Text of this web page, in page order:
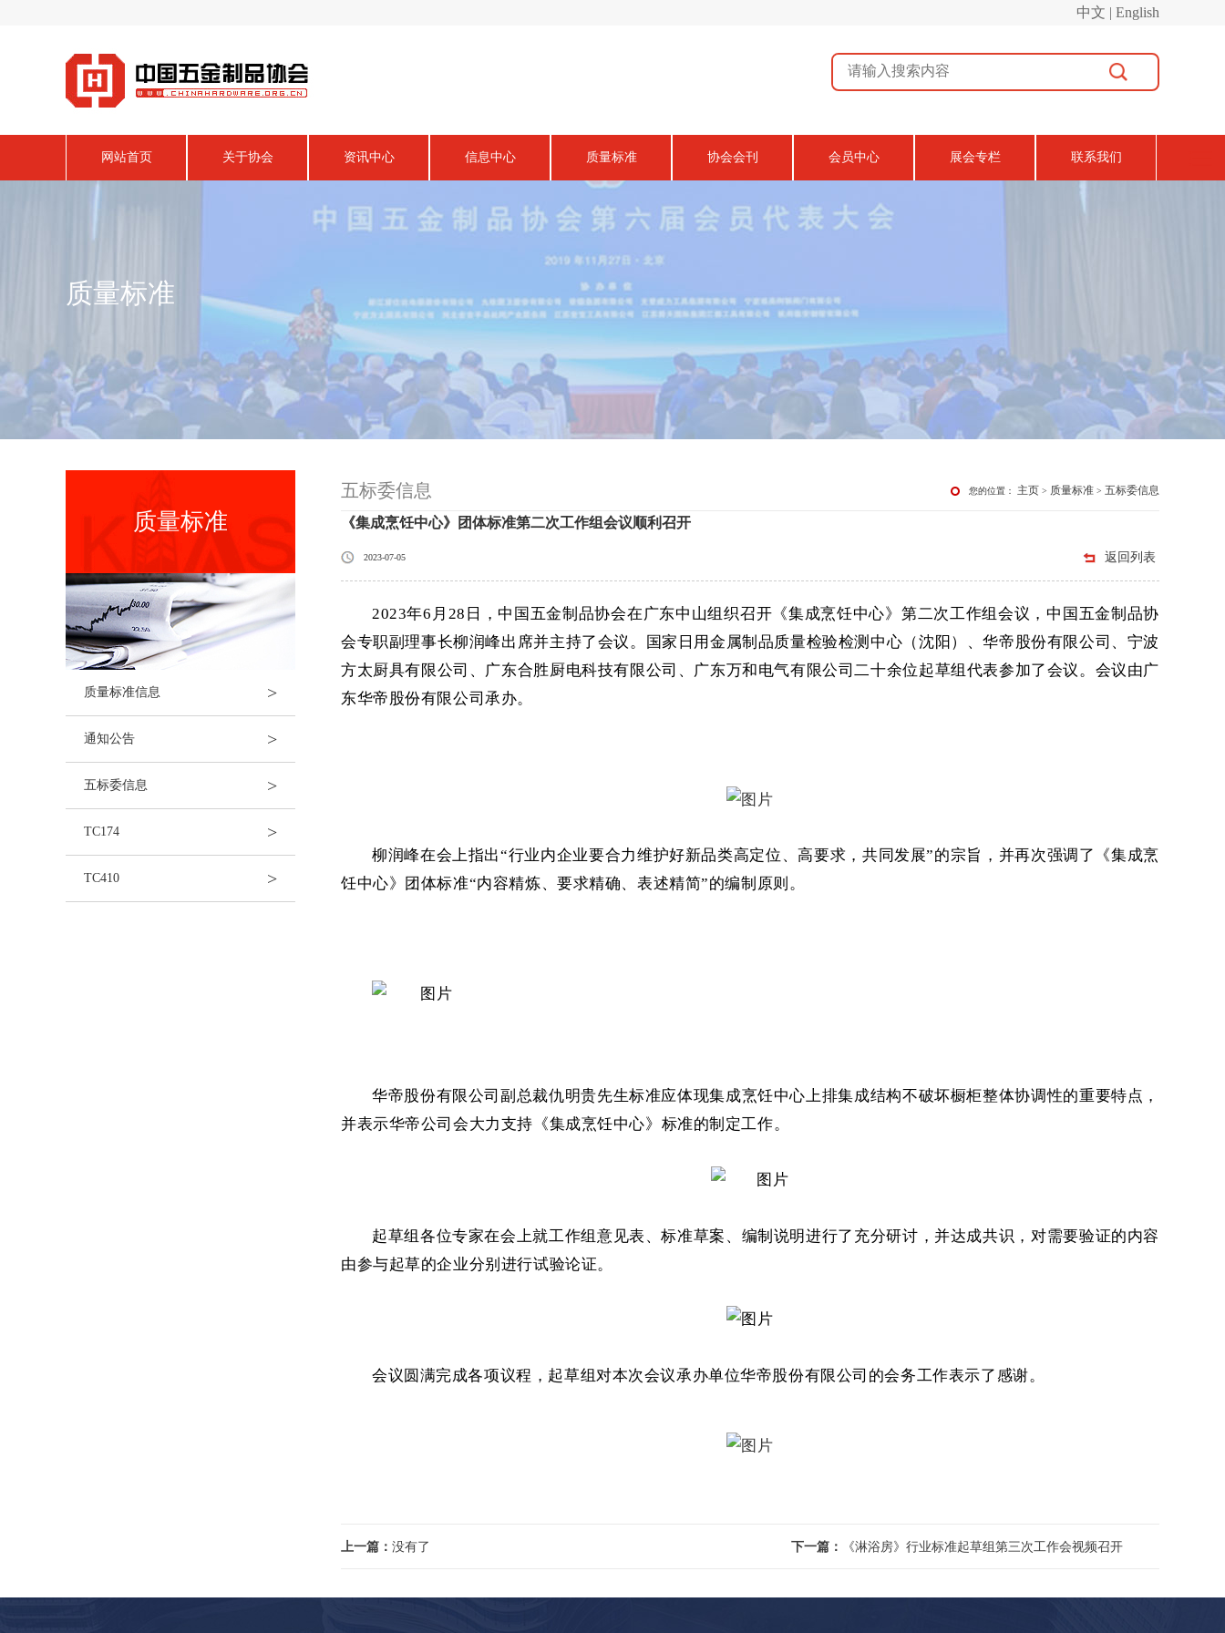
中文 | English
网站首页 关于协会 资讯中心 信息中心 质量标准 协会会刊 会员中心 展会专栏 联系我们
质量标准
质量标准
质量标准信息 >
通知公告 >
五标委信息 >
TC174 >
TC410 >
五标委信息 您的位置： 主页 > 质量标准 > 五标委信息
《集成烹饪中心》团体标准第二次工作组会议顺利召开
2023-07-05 返回列表
2023年6月28日，中国五金制品协会在广东中山组织召开《集成烹饪中心》第二次工作组会议，中国五金制品协
会专职副理事长柳润峰出席并主持了会议。国家日用金属制品质量检验检测中心（沈阳）、华帝股份有限公司、宁波
方太厨具有限公司、广东合胜厨电科技有限公司、广东万和电气有限公司二十余位起草组代表参加了会议。会议由广
东华帝股份有限公司承办。
柳润峰在会上指出“行业内企业要合力维护好新品类高定位、高要求，共同发展”的宗旨，并再次强调了《集成烹
饪中心》团体标准“内容精炼、要求精确、表述精简”的编制原则。
华帝股份有限公司副总裁仇明贵先生标准应体现集成烹饪中心上排集成结构不破坏橱柜整体协调性的重要特点，
并表示华帝公司会大力支持《集成烹饪中心》标准的制定工作。
起草组各位专家在会上就工作组意见表、标准草案、编制说明进行了充分研讨，并达成共识，对需要验证的内容
由参与起草的企业分别进行试验论证。
会议圆满完成各项议程，起草组对本次会议承办单位华帝股份有限公司的会务工作表示了感谢。
上一篇： 没有了 下一篇： 《淋浴房》行业标准起草组第三次工作会视频召开